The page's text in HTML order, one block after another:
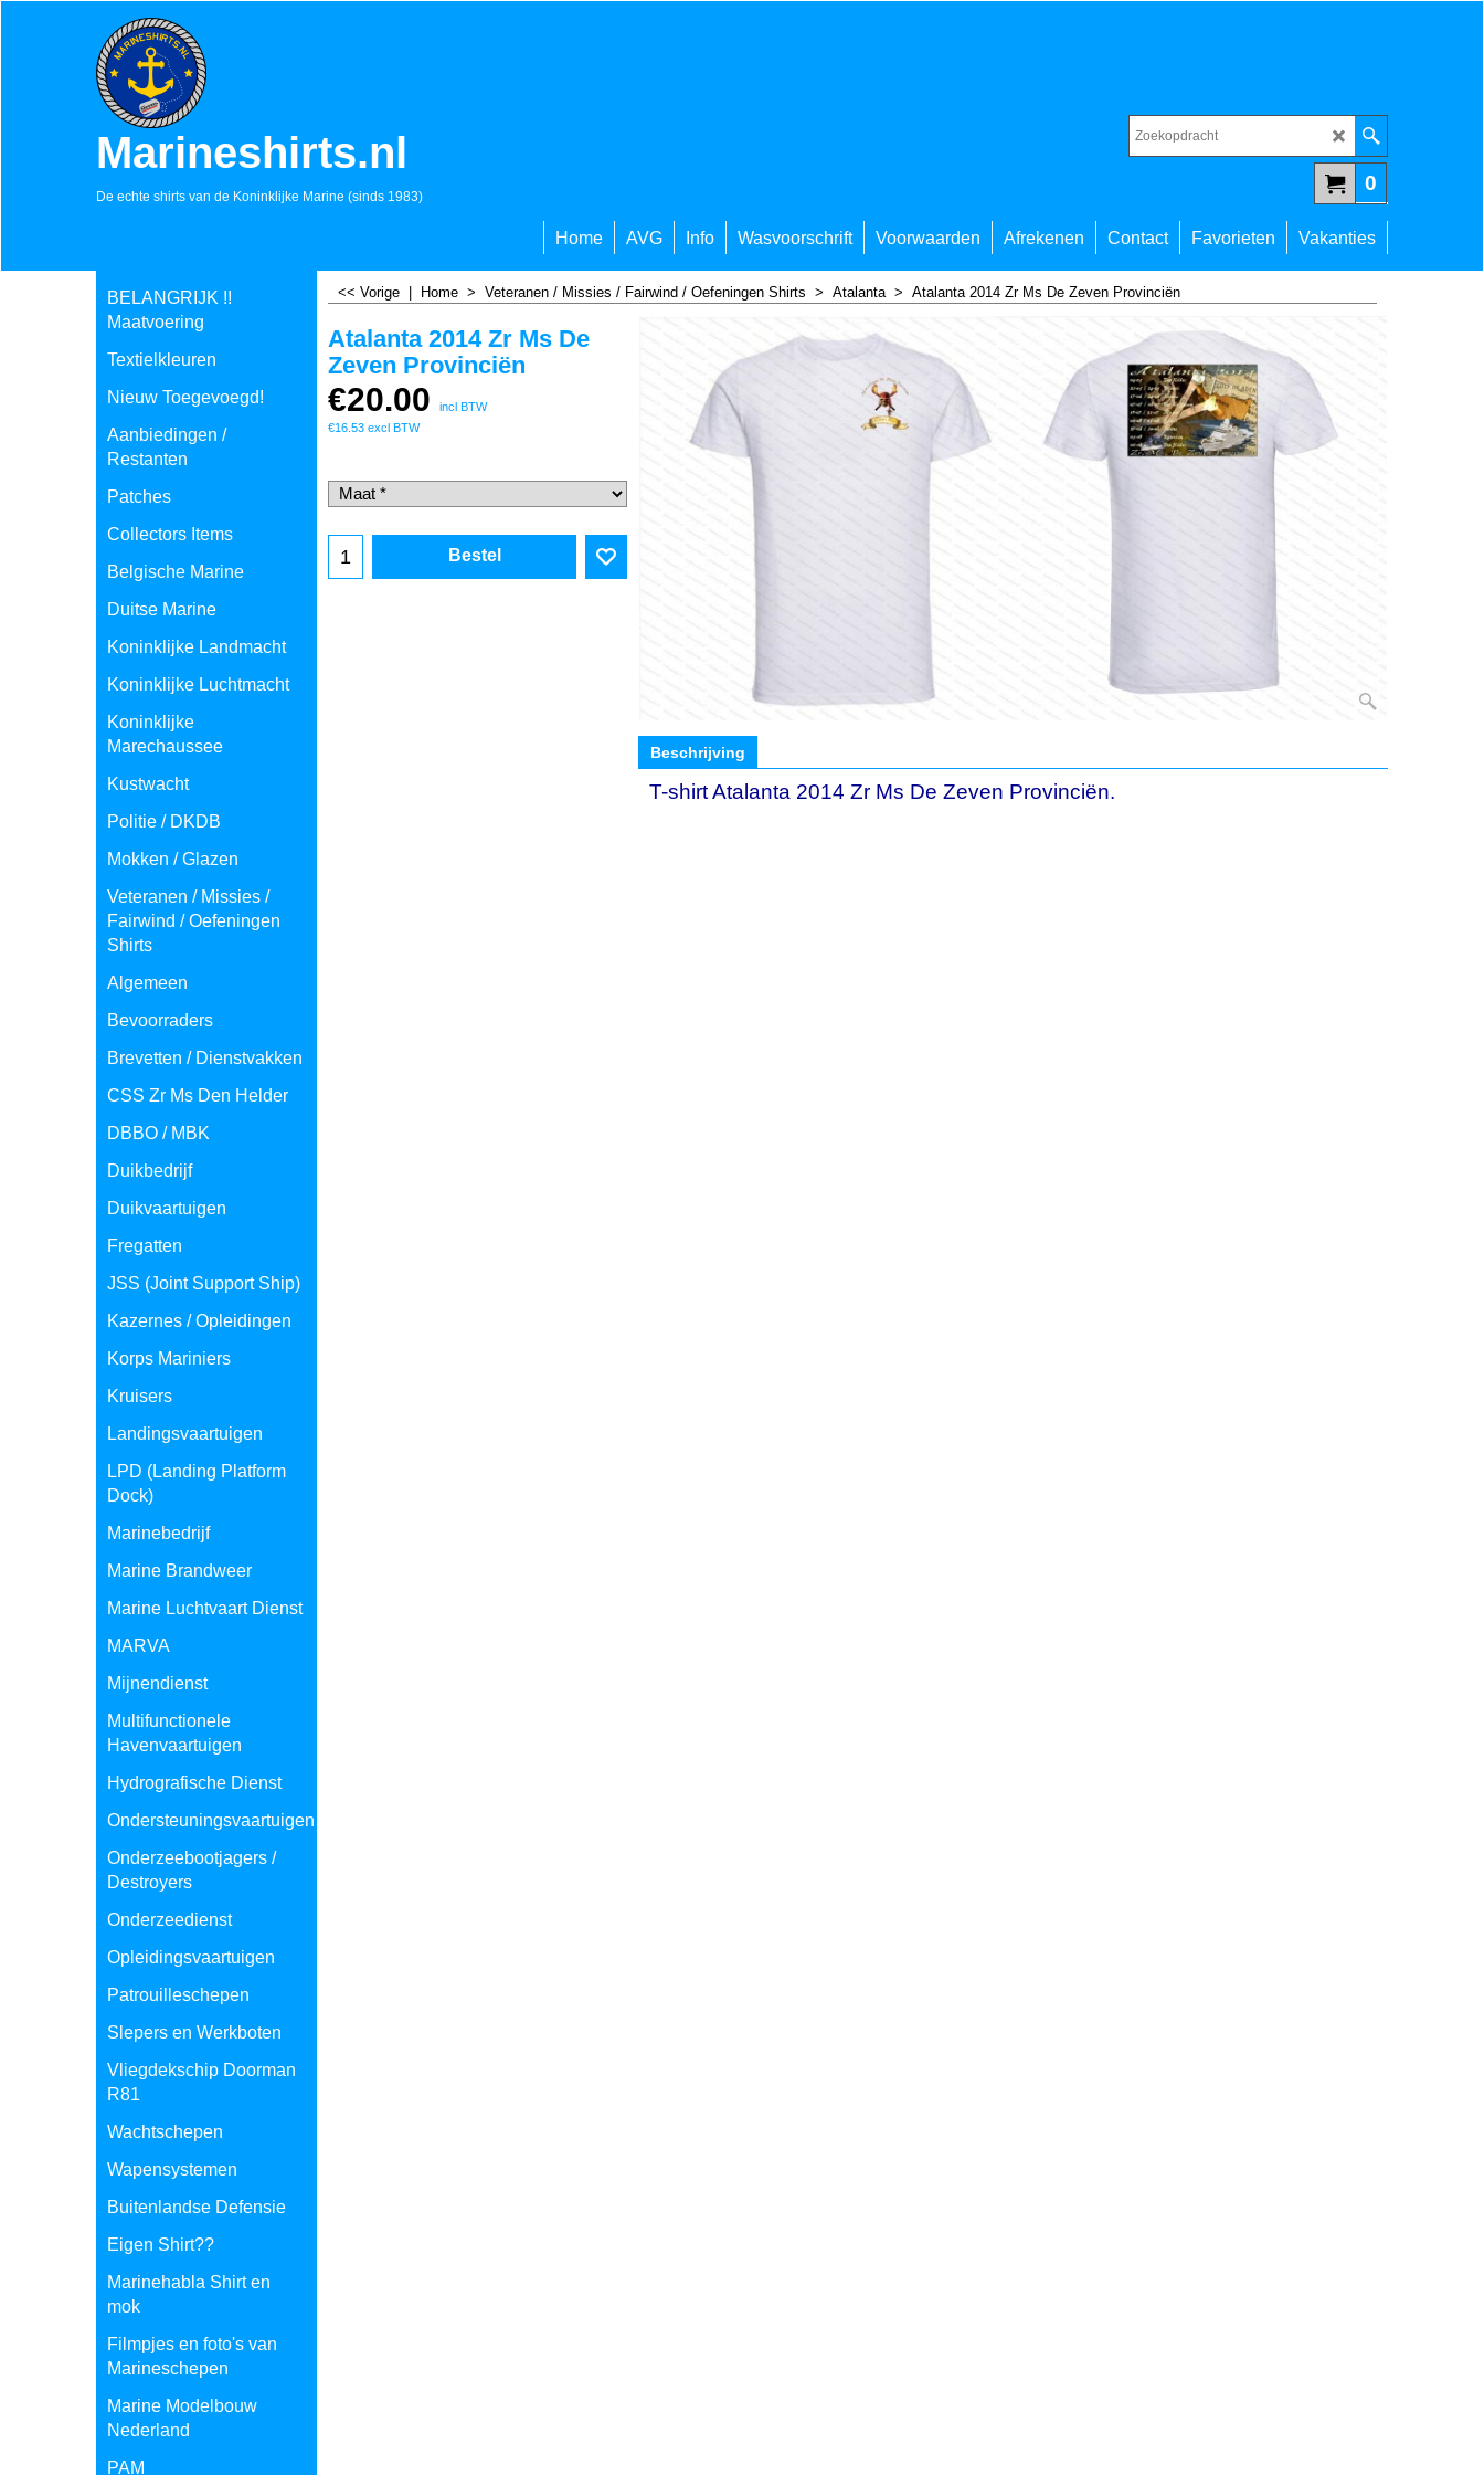
Marineshirts.nl
De echte shirts van de Koninklijke Marine (sinds 1983)
0
Home AVG Info Wasvoorschrift Voorwaarden Afrekenen Contact Favorieten Vakanties
BELANGRIJK !!
Maatvoering
Textielkleuren
Nieuw Toegevoegd!
Aanbiedingen /
Restanten
Patches
Collectors Items
Belgische Marine
Duitse Marine
Koninklijke Landmacht
Koninklijke Luchtmacht
Koninklijke
Marechaussee
Kustwacht
Politie / DKDB
Mokken / Glazen
Veteranen / Missies /
Fairwind / Oefeningen
Shirts
Algemeen
Bevoorraders
Brevetten / Dienstvakken
CSS Zr Ms Den Helder
DBBO / MBK
Duikbedrijf
Duikvaartuigen
Fregatten
JSS (Joint Support Ship)
Kazernes / Opleidingen
Korps Mariniers
Kruisers
Landingsvaartuigen
LPD (Landing Platform
Dock)
Marinebedrijf
Marine Brandweer
Marine Luchtvaart Dienst
MARVA
Mijnendienst
Multifunctionele
Havenvaartuigen
Hydrografische Dienst
Ondersteuningsvaartuigen
Onderzeebootjagers /
Destroyers
Onderzeedienst
Opleidingsvaartuigen
Patrouilleschepen
Slepers en Werkboten
Vliegdekschip Doorman
R81
Wachtschepen
Wapensystemen
Buitenlandse Defensie
Eigen Shirt??
Marinehabla Shirt en
mok
Filmpjes en foto's van
Marineschepen
Marine Modelbouw
Nederland
PAM
<< Vorige Home > Veteranen / Missies / Fairwind / Oefeningen Shirts > Atalanta> Atalanta 2014 Zr Ms De Zeven Provinciën
Atalanta 2014 Zr Ms De
Zeven Provinciën
€20.00
incl BTW
€16.53 excl BTW
Bestel
Beschrijving
T-shirt Atalanta 2014 Zr Ms De Zeven Provinciën.